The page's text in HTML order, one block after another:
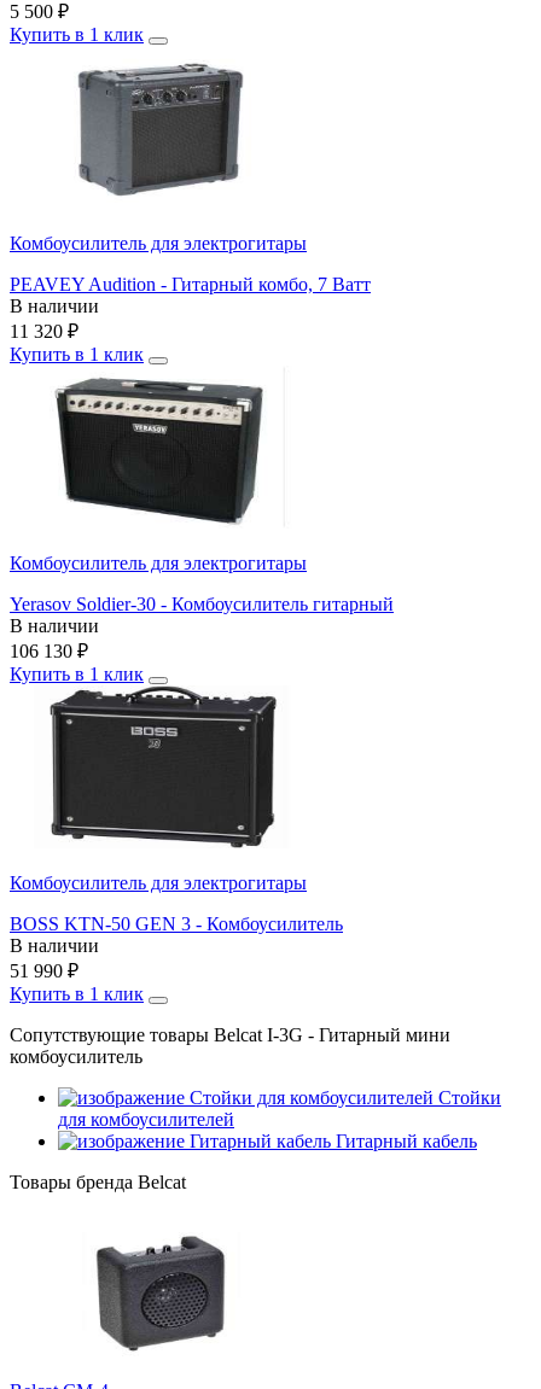
5 500 ₽
Купить в 1 клик
Комбоусилитель для электрогитары
PEAVEY Audition - Гитарный комбо, 7 Ватт
В наличии
11 320 ₽
Купить в 1 клик
Комбоусилитель для электрогитары
Yerasov Soldier-30 - Комбоусилитель гитарный
В наличии
106 130 ₽
Купить в 1 клик
Комбоусилитель для электрогитары
BOSS KTN-50 GEN 3 - Комбоусилитель
В наличии
51 990 ₽
Купить в 1 клик
Сопутствующие товары Belcat I-3G - Гитарный мини
комбоусилитель
Стойки
для комбоусилителей
Гитарный кабель
Товары бренда Belcat